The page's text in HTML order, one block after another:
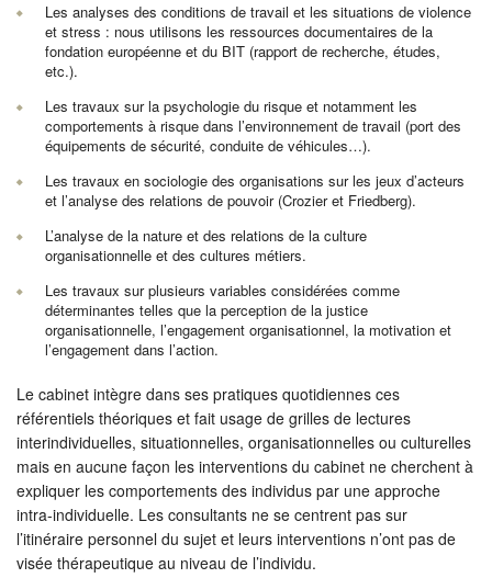
Les analyses des conditions de travail et les situations de violence
et stress : nous utilisons les ressources documentaires de la
fondation européenne et du BIT (rapport de recherche, études,
etc.).
Les travaux sur la psychologie du risque et notamment les
comportements à risque dans l’environnement de travail (port des
équipements de sécurité, conduite de véhicules…).
Les travaux en sociologie des organisations sur les jeux d’acteurs
et l’analyse des relations de pouvoir (Crozier et Friedberg).
L’analyse de la nature et des relations de la culture
organisationnelle et des cultures métiers.
Les travaux sur plusieurs variables considérées comme
déterminantes telles que la perception de la justice
organisationnelle, l’engagement organisationnel, la motivation et
l’engagement dans l’action.
Le cabinet intègre dans ses pratiques quotidiennes ces
référentiels théoriques et fait usage de grilles de lectures
interindividuelles, situationnelles, organisationnelles ou culturelles
mais en aucune façon les interventions du cabinet ne cherchent à
expliquer les comportements des individus par une approche
intra-individuelle. Les consultants ne se centrent pas sur
l’itinéraire personnel du sujet et leurs interventions n’ont pas de
visée thérapeutique au niveau de l’individu.